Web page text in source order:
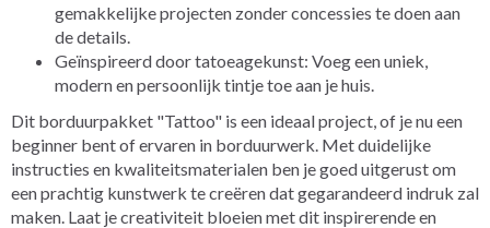
gemakkelijke projecten zonder concessies te doen aan
de details.
Geïnspireerd door tatoeagekunst: Voeg een uniek,
modern en persoonlijk tintje toe aan je huis.
Dit borduurpakket "Tattoo" is een ideaal project, of je nu een
beginner bent of ervaren in borduurwerk. Met duidelijke
instructies en kwaliteitsmaterialen ben je goed uitgerust om
een prachtig kunstwerk te creëren dat gegarandeerd indruk zal
maken. Laat je creativiteit bloeien met dit inspirerende en